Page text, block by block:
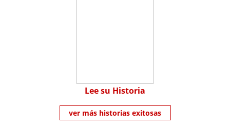
Lee su Historia
ver más historias exitosas